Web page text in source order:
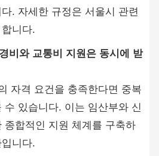
. 자세한 규정은 서울시 관련
니다.
비와 교통비 지원은 동시에 받
자격 요건을 충족한다면 중복
수 있습니다. 이는 임산부와 신
종합적인 지원 체계를 구축하
니다.